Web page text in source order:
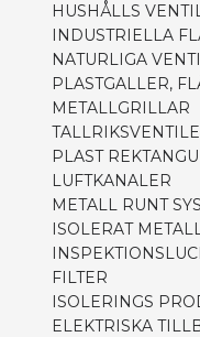
HUSHÅLLS
INDUSTRIELLA
NATURLIGA
PLASTGALLER,
METALLGRILLAR
PLAST
LUFTKANALER
METALL RUNT
ISOLERAT
FILTER
ISOLERINGS
ELEKTRISKA